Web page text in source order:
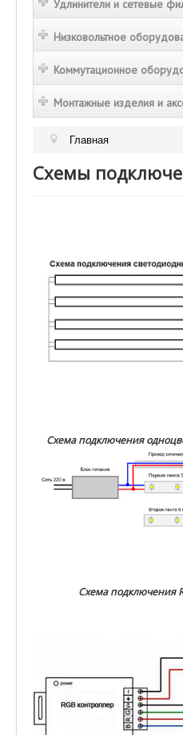
Удлинители и сетевые
Низковольтное
Коммутационное
Монтажные изделия и
Главная
Схемы
Схема подключения
Схема подключения